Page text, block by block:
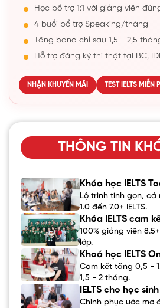
Học bổ trợ 1:1 với giảng viên
4 buổi bổ trợ Speaking/tháng
Tăng band chỉ sau 1,5 - 2,5
Hỗ trợ đăng ký thi thật tại BC,
NHẬN KHUYẾN MÃI TEST IELTS MIỄN
THÔNG TIN
Khóa học IELTS
Lộ trình tinh gọn,
1.0 đến 7.0+ IELTS.
Khóa IELTS cam
100% giảng viên
lớp.
Khoá học IELTS
Cam kết tăng 0,5 -
1,5 - 2 tháng.
IELTS cho học
Chinh phục ước mơ